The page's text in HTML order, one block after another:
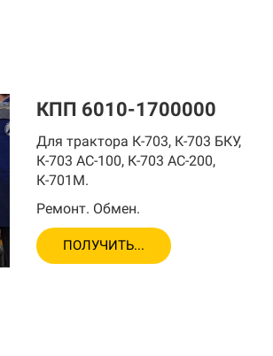
КПП 6010-1700000
Для трактора К-703, К-703 БКУ,
К-703 АС-100, К-703 АС-200,
К-701М.
Ремонт. Обмен.
ПОЛУЧИТЬ...